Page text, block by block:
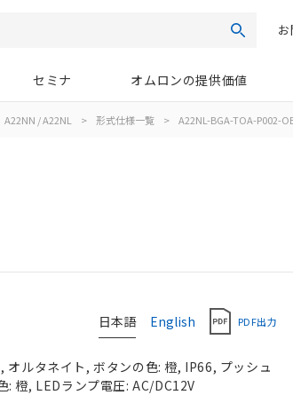
検索
セミナ オムロンの提供価値
A22NN / A22NL > 形式仕様一覧 > A22NL-BGA-TOA-P002-
日本語 English PDF出力
ルタネイト, ボタンの色: 橙, IP66, プッシュ
橙, LEDランプ電圧: AC/DC12V